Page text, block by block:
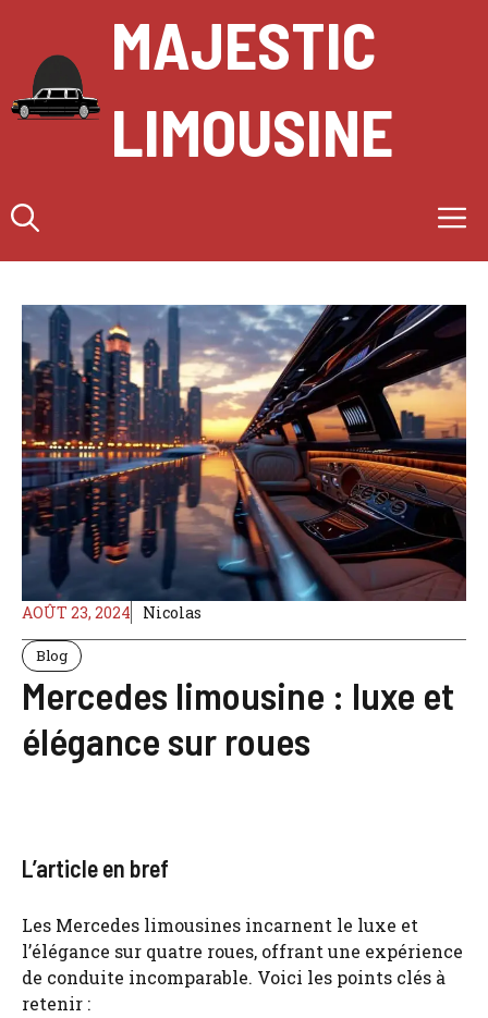
contenu
MAJESTIC
LIMOUSINE
AOÛT 23, 2024 Nicolas
Blog
Mercedes limousine : luxe et
élégance sur roues
L’article en bref
Les Mercedes limousines incarnent le luxe et
l’élégance sur quatre roues, offrant une expérience
de conduite incomparable. Voici les points clés à
retenir :